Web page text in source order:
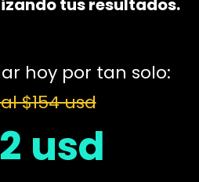
tus resultados.
hoy por tan solo:
$154 usd
usd